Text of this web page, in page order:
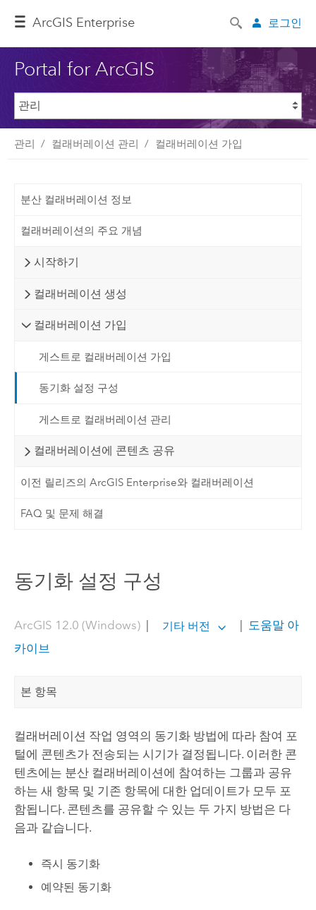
ArcGIS Enterprise 로그인
Portal for ArcGIS
관리 컬래버레이션 관리 컬래버레이션 가입
분산 컬래버레이션 정보
컬래버레이션의 주요 개념
시작하기
컬래버레이션 생성
컬래버레이션 가입
게스트로 컬래버레이션 가입
동기화 설정 구성
게스트로 컬래버레이션 관리
컬래버레이션에 콘텐츠 공유
이전 릴리즈의 ArcGIS Enterprise와 컬래버레이션
FAQ 및 문제 해결
동기화 설정 구성
ArcGIS 12.0 (Windows)| 기타 버전
도움말 아
카이브
본 항목
컬래버레이션 작업 영역의 동기화 방법에 따라 참여 포
털에 콘텐츠가 전송되는 시기가 결정됩니다. 이러한 콘
텐츠에는 분산 컬래버레이션에 참여하는 그룹과 공유
하는 새 항목 및 기존 항목에 대한 업데이트가 모두 포
함됩니다. 콘텐츠를 공유할 수 있는 두 가지 방법은 다
음과 같습니다.
즉시 동기화
예약된 동기화